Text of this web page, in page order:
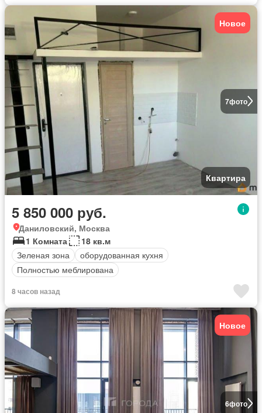
7фото
Новое
Квартира
5 850 000 руб.
Даниловский, Москва
1 Комната
18 кв.м
Зеленая зона
оборудованная кухня
Полностью меблирована
8 часов назад
6фото
Новое